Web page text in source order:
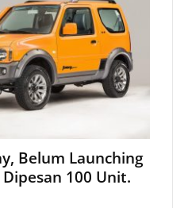
Belum Launching
100 Unit.